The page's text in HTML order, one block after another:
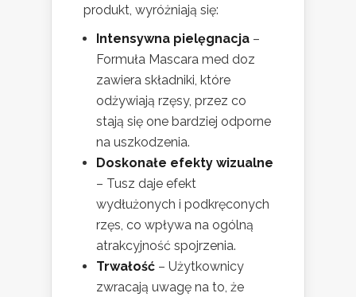
produkt, wyróżniają się:
Intensywna pielęgnacja –
Formuła Mascara med doz
zawiera składniki, które
odżywiają rzęsy, przez co
stają się one bardziej odporne
na uszkodzenia.
Doskonałe efekty wizualne
– Tusz daje efekt
wydłużonych i podkręconych
rzęs, co wpływa na ogólną
atrakcyjność spojrzenia.
Trwałość – Użytkownicy
zwracają uwagę na to, że